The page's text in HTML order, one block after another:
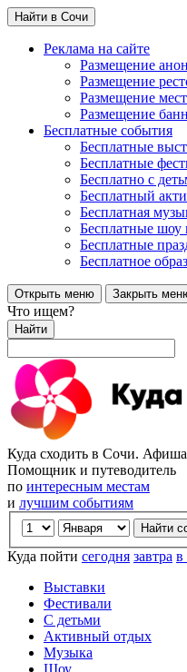
Найти в Сочи
Реклама на сайте
Размещение
Размещение
Размещение
Размещение
Бесплатные события
Бесплатные
Бесплатные
Бесплатно с
Бесплатный
Бесплатная
Бесплатные шоу
Бесплатные
Бесплатное
Открыть меню Закрыть
Что ищем?
Найти
Куда сходить в Сочи. Афиша
Помощник и путеводитель
по интересным местам
и лучшим событиям
Куда пойти сегодня завтра в
Выставки
Фестивали
С детьми
Активный отдых
Музыка
Шоу